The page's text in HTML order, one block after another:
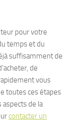
pour votre
temps et du
suffisamment de
de
vous
toutes ces étapes
aspects de la
contacter un